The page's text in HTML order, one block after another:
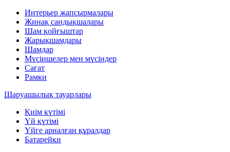
Интерьер жапсырмалары
Жинақ сандықшалары
Шам қойғыштар
Жарықшамдары
Шамдар
Мүсіншелер мен мүсіндер
Сағат
Рамки
Шаруашылық тауарлары
Киім күтімі
Үй күтімі
Үйге арналған құралдар
Батарейки